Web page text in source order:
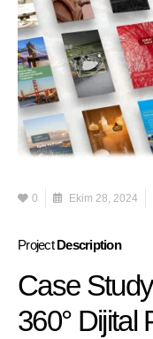
0 Ekim 28, 2024
Project Description
Case
360° Dijital